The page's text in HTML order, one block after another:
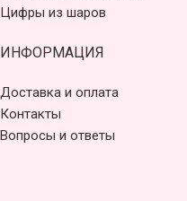
Цифры из шаров
ИНФОРМАЦИЯ
Доставка и оплата
Контакты
Вопросы и ответы